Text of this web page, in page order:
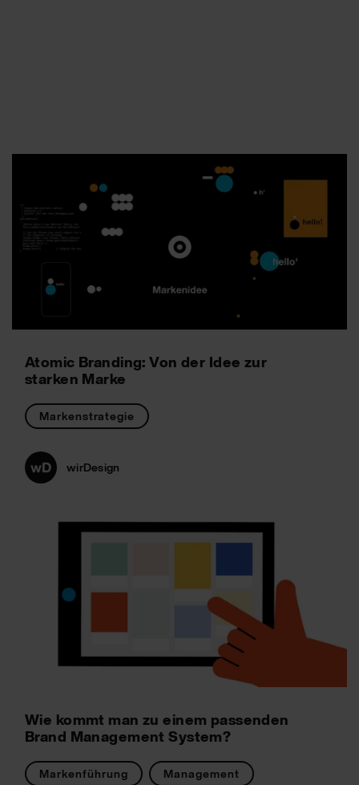
Atomic Branding: Von der Idee zur
starken Marke
Markenstrategie
wirDesign
Wie kommt man zu einem passenden
Brand Management System?
Markenführung Management